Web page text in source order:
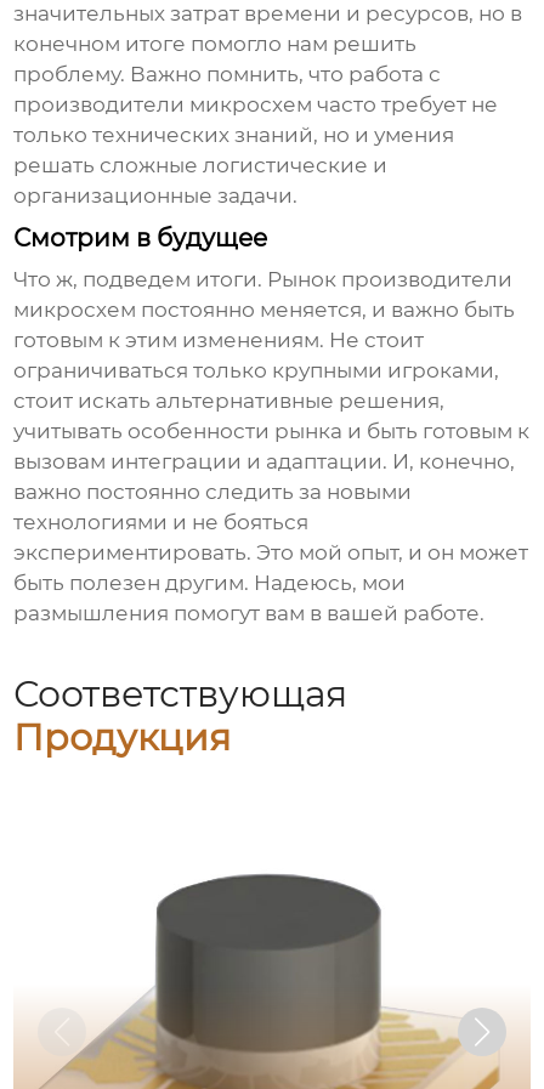
значительных затрат времени и ресурсов, но в
конечном итоге помогло нам решить
проблему. Важно помнить, что работа с
производители микросхем часто требует не
только технических знаний, но и умения
решать сложные логистические и
организационные задачи.
Смотрим в будущее
Что ж, подведем итоги. Рынок производители
микросхем постоянно меняется, и важно быть
готовым к этим изменениям. Не стоит
ограничиваться только крупными игроками,
стоит искать альтернативные решения,
учитывать особенности рынка и быть готовым к
вызовам интеграции и адаптации. И, конечно,
важно постоянно следить за новыми
технологиями и не бояться
экспериментировать. Это мой опыт, и он может
быть полезен другим. Надеюсь, мои
размышления помогут вам в вашей работе.
Соответствующая
Продукция